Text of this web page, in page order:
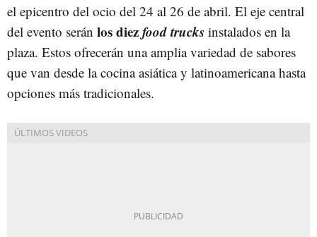
el epicentro del ocio del 24 al 26 de abril. El eje central
del evento serán los diezfood trucks instalados en la
plaza. Estos ofrecerán una amplia variedad de sabores
que van desde la cocina asiática y latinoamericana hasta
opciones más tradicionales.